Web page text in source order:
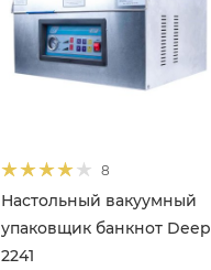
8
Настольный вакуумный
упаковщик банкнот Deep
2241